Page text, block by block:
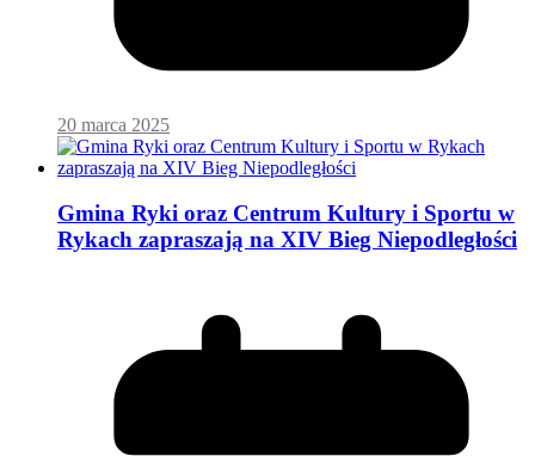
20 marca 2025
Gmina Ryki oraz Centrum Kultury i Sportu w
Rykach zapraszają na XIV Bieg Niepodległości